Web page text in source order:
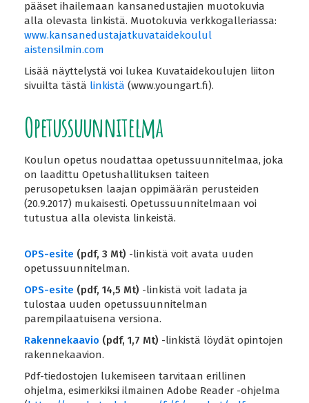
pääset ihailemaan kansanedustajien muotokuvia
alla olevasta linkistä. Muotokuvia verkkogalleriassa:
www.kansanedustajatkuvataidekoulul
aistensilmin.com
Lisää näyttelystä voi lukea Kuvataidekoulujen liiton
sivuilta tästä linkistä (www.youngart.fi).
Opetussuunnitelma
Koulun opetus noudattaa opetussuunnitelmaa, joka
on laadittu Opetushallituksen taiteen
perusopetuksen laajan oppimäärän perusteiden
(20.9.2017) mukaisesti. Opetussuunnitelmaan voi
tutustua alla olevista linkeistä.
OPS-esite (pdf, 3 Mt) -linkistä voit avata uuden
opetussuunnitelman.
OPS-esite (pdf, 14,5 Mt) -linkistä voit ladata ja
tulostaa uuden opetussuunnitelman
parempilaatuisena versiona.
Rakennekaavio (pdf, 1,7 Mt) -linkistä löydät opintojen
rakennekaavion.
Pdf-tiedostojen lukemiseen tarvitaan erillinen
ohjelma, esimerkiksi ilmainen Adobe Reader -ohjelma